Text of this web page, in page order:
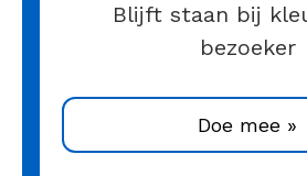
Blijft staan bij
bezoeker
Doe mee »